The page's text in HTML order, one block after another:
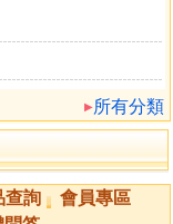
所有分類
查詢
會員專區